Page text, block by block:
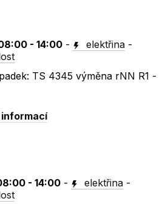
- 14:00 - elektřina -
TS 4345 výměna rNN R1 -
- 14:00 - elektřina -